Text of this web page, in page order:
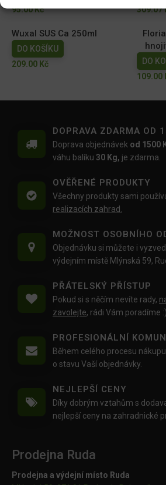
95.00Kč
309.07
Wuxal SUS Ca 250ml
DO KOŠÍKU
209.00 Kč
DO
109.00
DOPRAVA ZDARMA OD
Doprava objednávek od 1500
váhu balíku 30 Kg, je zdarma.
OVĚŘENÉ PRODUKTY
Všechny produkty sami
realizacích zahrad.
MOŽNOST OSOBNÍHO
Objednávku si můžete i
výdejním místě Mlýnská 59,
PŘÁTELSKÝ PŘÍSTUP
Pokud si s něčím nevíte rady,
zavolejte, rádi Vám poradíme :)
PROFESIONÁLNÍ
Během celého procesu
o stavu Vaší objednávky.
NEJLEPŠÍ CENY
Díky dobrým vztahům s
nejlepší ceny na zahradnické
Prodejna Ruda
Prodejna a výdejní místo Ruda